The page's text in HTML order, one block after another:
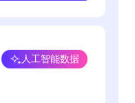
人工智能数据